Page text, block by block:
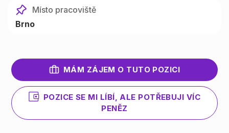
Místo pracoviště
Brno
MÁM ZÁJEM O TUTO POZICI
POZICE SE MI LÍBÍ, ALE POTŘEBUJI VÍC
PENĚZ